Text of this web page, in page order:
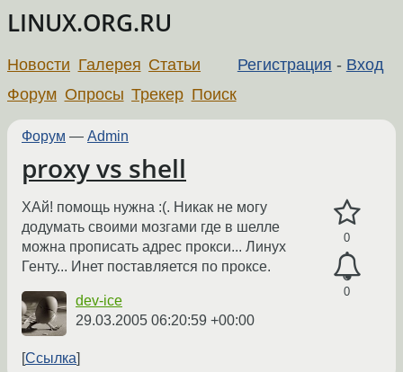
LINUX.ORG.RU
Регистрация - Вход
Новости Галерея Статьи
Форум Опросы Трекер Поиск
Форум — Admin
proxy vs shell
0
0
ХАй! помощь нужна :(. Никак не могу
додумать своими мозгами где в шелле
можна прописать адрес прокси... Линух
Генту... Инет поставляется по проксе.
dev-ice
29.03.2005 06:20:59 +00:00
Ссылка